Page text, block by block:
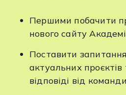
Першими побачити
нового сайту
Поставити
актуальних
відповіді від